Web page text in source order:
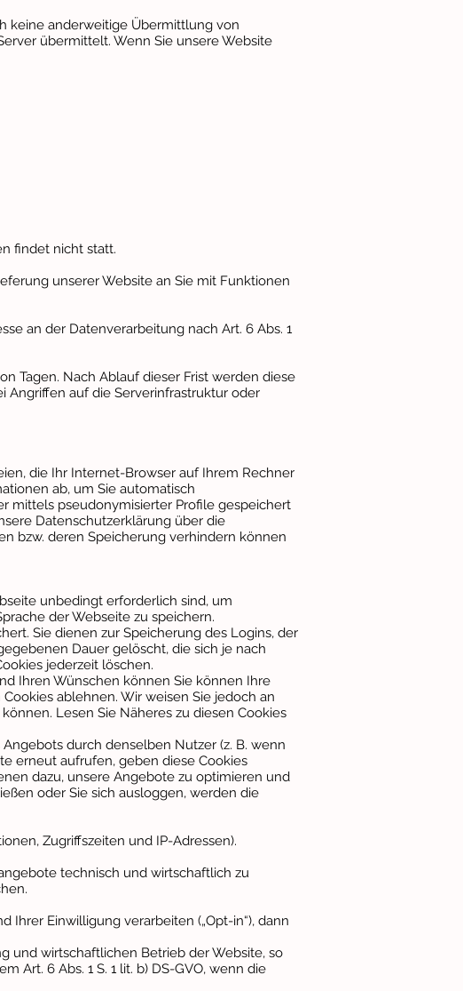
keine anderweitige Übermittlung von
übermittelt. Wenn Sie unsere Website
findet nicht statt.
unserer Website an Sie mit Funktionen
an der Datenverarbeitung nach Art. 6 Abs. 1
Tagen. Nach Ablauf dieser Frist werden diese
Angriffen auf die Serverinfrastruktur oder
die Ihr Internet-Browser auf Ihrem Rechner
ab, um Sie automatisch
mittels pseudonymisierter Profile gespeichert
Datenschutzerklärung über die
bzw. deren Speicherung verhindern können
unbedingt erforderlich sind, um
der Webseite zu speichern.
Sie dienen zur Speicherung des Logins, der
Dauer gelöscht, die sich je nach
jederzeit löschen.
Ihren Wünschen können Sie können Ihre
ablehnen. Wir weisen Sie jedoch an
Lesen Sie Näheres zu diesen Cookies
durch denselben Nutzer (z. B. wenn
erneut aufrufen, geben diese Cookies
dazu, unsere Angebote zu optimieren und
oder Sie sich ausloggen, werden die
Zugriffszeiten und IP-Adressen).
technisch und wirtschaftlich zu
Einwilligung verarbeiten („Opt-in“), dann
und wirtschaftlichen Betrieb der Website, so
Art. 6 Abs. 1 S. 1 lit. b) DS-GVO, wenn die